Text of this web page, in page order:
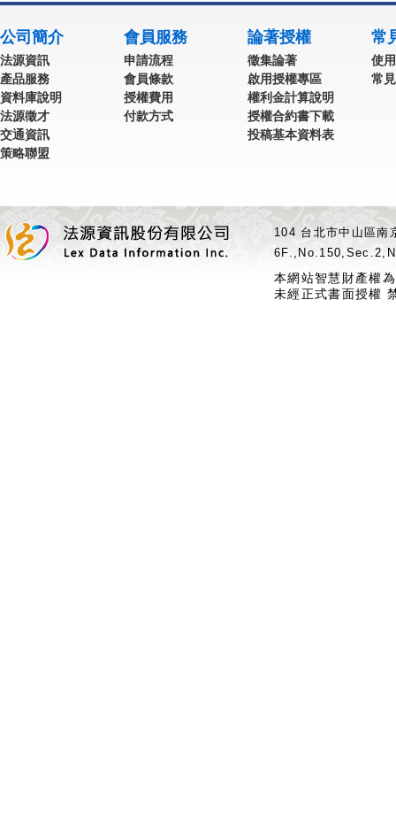
公司簡介
法源資訊
產品服務
資料庫說明
法源徵才
交通資訊
策略聯盟
會員服務
申請流程
會員條款
授權費用
付款方式
論著授權
徵集論著
啟用授權專區
權利金計算說明
授權合約書下載
投稿基本資料表
常
使
常
104 台北市中山區
本網站智慧財產權
未經正式書面授權